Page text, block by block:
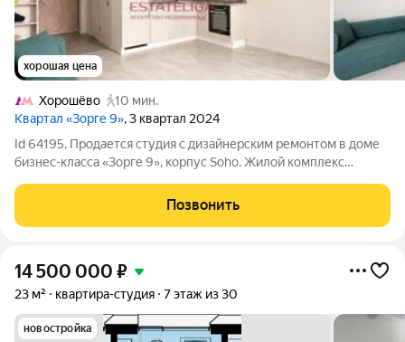
хорошая цена
Хорошёво
10 мин.
Квартал «Зорге 9», 3 квартал 2024
Id 64195. Продается студия с дизайнерским ремонтом в доме
бизнес-класса «Зорге 9», корпус Soho. Жилой комплекс
пешей доступности находятся парки Берёзовой рощи, Рихарда
Зорге и Ходынское поле
Позвонить
14 500 000 ₽
23 м² квартира-студия 7 этаж из 30
новостройка